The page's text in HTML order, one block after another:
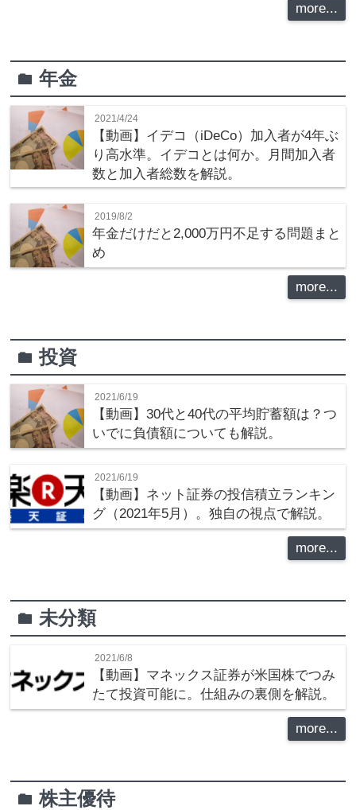
more...
folder年金
2021/4/24
【動画】イデコ（iDeCo）加入者が4年ぶ
り高水準。イデコとは何か。月間加入者
数と加入者総数を解説。
2019/8/2
年金だけだと2,000万円不足する問題まと
め
more...
folder投資
2021/6/19
【動画】30代と40代の平均貯蓄額は？つ
いでに負債額についても解説。
2021/6/19
【動画】ネット証券の投信積立ランキン
グ（2021年5月）。独自の視点で解説。
more...
folder未分類
2021/6/8
【動画】マネックス証券が米国株でつみ
たて投資可能に。仕組みの裏側を解説。
more...
folder株主優待